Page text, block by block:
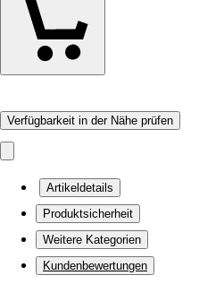
Verfügbarkeit in der Nähe prüfen
Artikeldetails
Produktsicherheit
Weitere Kategorien
Kundenbewertungen